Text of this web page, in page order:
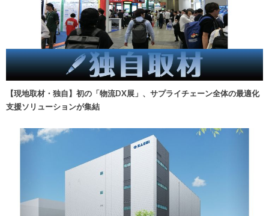
【現地取材・独自】初の「物流DX展」、サプライチェーン全体の最適化
支援ソリューションが集結